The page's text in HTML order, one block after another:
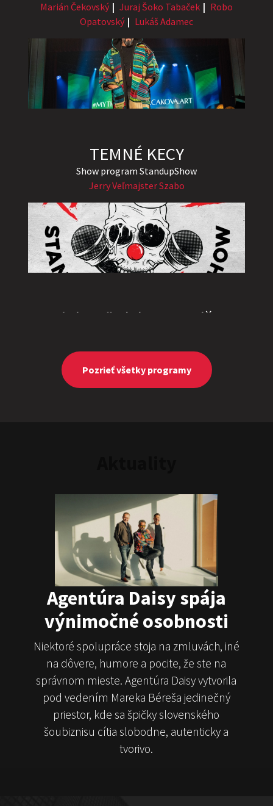
Marián Čekovský
Juraj Šoko Tabaček
Robo
Opatovský
Lukáš Adamec
TEMNÉ KECY
Show program StandupShow
Jerry Veľmajster Szabo
„Triple M” alebo „Ingolštat
Show program
Marcel Forgáč
Michal Hudák Marián Čekovský
JEDEN NA DVOCH
Show program
Juraj Šoko Tabaček
Michal Hudák
Čekovský
ČekyPOINT
Show program
Marián Čekovský
Pozrieť všetky programy
Agentúra Daisy spája
výnimočné osobnosti
Niektoré spolupráce stoja na zmluvách, iné
na dôvere, humore a pocite, že ste na
správnom mieste. Agentúra Daisy vytvorila
pod vedením Mareka Béreša jedinečný
priestor, kde sa špičky slovenského
šoubiznisu cítia slobodne, autenticky a
tvorivo.